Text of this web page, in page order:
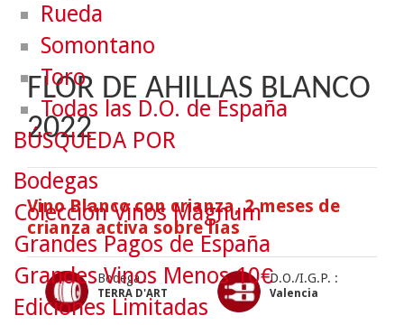
FLOR DE AHILLAS BLANCO
2022
Vino Blanco con crianza, 2 meses de
crianza activa sobre lías
Bodega :
TERRA D'ART
D.O./I.G.P. :
Valencia
Rueda
Somontano
Toro
Todas las D.O. de España
BÚSQUEDA POR
Bodegas
Colección Vinos Mágnum
Grandes Pagos de España
Grandes Vinos Menos 10€
Ediciones Limitadas